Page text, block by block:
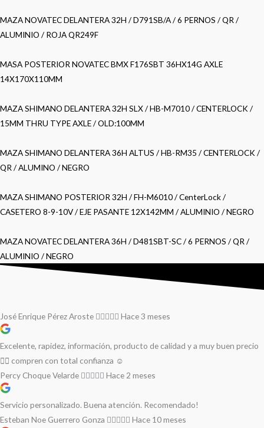
MAZA NOVATEC DELANTERA 32H / D791SB/A / 6 PERNOS / QR /
ALUMINIO / ROJA QR249F
MASA POSTERIOR NOVATEC BMX F176SBT 36HX14G AXLE
14X170X110MM
MAZA SHIMANO DELANTERA 32H SLX / HB-M7010 / CENTERLOCK /
15MM THRU TYPE AXLE / OLD:100MM
MAZA SHIMANO DELANTERA 36H ALTUS / HB-RM35 / CENTERLOCK /
QR / ALUMINO / NEGRO
MAZA SHIMANO POSTERIOR 32H / FH-M6010 / CenterLock /
CASETERO 8-9-10V / EJE PASANTE 12X142MM / ALUMINIO / NEGRO
MAZA NOVATEC DELANTERA 36H / D481SBT-SC / 6 PERNOS / QR /
ALUMINIO / NEGRO
José Enrique Pérez Aroste Hace 3 meses
Excelente, rapidez, información, producto de calidad y a muy buen precio
👌🏻 compren con total confianza ☺️
Percy Choque Velarde
Hace 2 meses
Servicio personalizado. Buena atención. Recomendado!
Esteban Noe Guerrero Gonza
Hace 10 meses